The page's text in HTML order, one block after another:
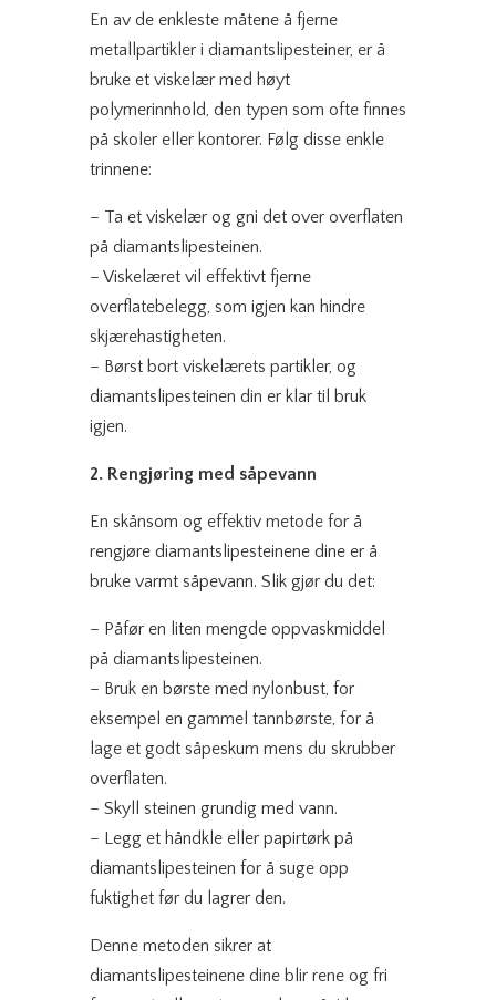
En av de enkleste måtene å fjerne
metallpartikler i diamantslipesteiner, er å
bruke et viskelær med høyt
polymerinnhold, den typen som ofte finnes
på skoler eller kontorer. Følg disse enkle
trinnene:
– Ta et viskelær og gni det over overflaten
på diamantslipesteinen.
– Viskelæret vil effektivt fjerne
overflatebelegg, som igjen kan hindre
skjærehastigheten.
– Børst bort viskelærets partikler, og
diamantslipesteinen din er klar til bruk
igjen.
2. Rengjøring med såpevann
En skånsom og effektiv metode for å
rengjøre diamantslipesteinene dine er å
bruke varmt såpevann. Slik gjør du det:
– Påfør en liten mengde oppvaskmiddel
på diamantslipesteinen.
– Bruk en børste med nylonbust, for
eksempel en gammel tannbørste, for å
lage et godt såpeskum mens du skrubber
overflaten.
– Skyll steinen grundig med vann.
– Legg et håndkle eller papirtørk på
diamantslipesteinen for å suge opp
fuktighet før du lagrer den.
Denne metoden sikrer at
diamantslipesteinene dine blir rene og fri